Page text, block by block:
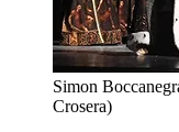
Simon
Crosera)